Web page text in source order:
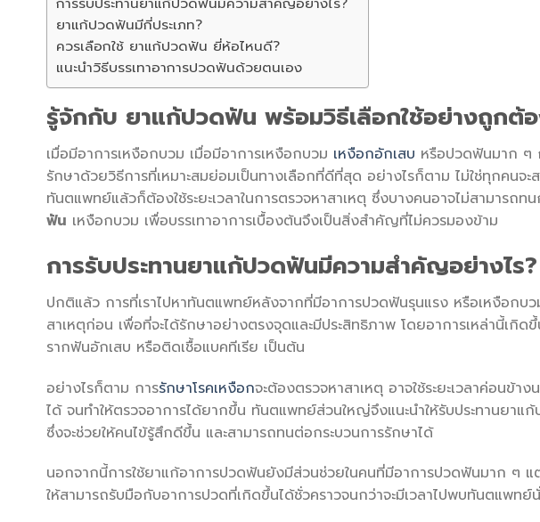
ยาแก้ปวดฟันมีกี่ประเภท?
ควรเลือกใช้ ยาแก้ปวดฟัน ยี่ห้อไหนดี?
แนะนำวิธีบรรเทาอาการปวดฟันด้วยตนเอง
รู้จักกับ ยาแก้ปวดฟัน พร้อมวิธีเลือกใช้อย่างถูกต้
เมื่อมีอาการเหงือกบวม เมื่อมีอาการเหงือกบวม เหงือกอักเสบ หรือปวดฟันมาก ๆ
รักษาด้วยวิธีการที่เหมาะสมย่อมเป็นทางเลือกที่ดีที่สุด อย่างไรก็ตาม ไม่ใช่ทุกคนจ
ทันตแพทย์แล้วก็ต้องใช้ระยะเวลาในการตรวจหาสาเหตุ ซึ่งบางคนอาจไม่สามารถ
ฟัน เหงือกบวม เพื่อบรรเทาอาการเบื้องต้นจึงเป็นสิ่งสำคัญที่ไม่ควรมองข้าม
การรับประทานยาแก้ปวดฟันมีความสำคัญอย่างไร?
ปกติแล้ว การที่เราไปหาทันตแพทย์หลังจากที่มีอาการปวดฟันรุนแรง หรือเหงือกบวม
สาเหตุก่อน เพื่อที่จะได้รักษาอย่างตรงจุดและมีประสิทธิภาพ โดยอาการเหล่านี้เกิด
รากฟันอักเสบ หรือติดเชื้อแบคทีเรีย เป็นต้น
อย่างไรก็ตาม การรักษาโรคเหงือกจะต้องตรวจหาสาเหตุ อาจใช้ระยะเวลาค่อนข้
ได้ จนทำให้ตรวจอาการได้ยากขึ้น ทันตแพทย์ส่วนใหญ่จึงแนะนำให้รับประทานยาแ
ซึ่งจะช่วยให้คนไข้รู้สึกดีขึ้น และสามารถทนต่อกระบวนการรักษาได้
นอกจากนี้การใช้ยาแก้อาการปวดฟันยังมีส่วนช่วยในคนที่มีอาการปวดฟันมาก ๆ
ให้สามารถรับมือกับอาการปวดที่เกิดขึ้นได้ชั่วคราวจนกว่าจะมีเวลาไปพบทันตแพทย์